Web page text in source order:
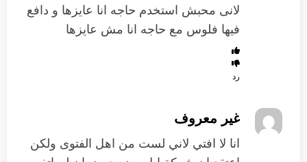
لانى محبش استخدم حاجه انا عايزها و دافع
فيها فلوس مع حاجه انا مش عايزها
رد
غير معروف
انا لا افتي لاني لست من اهل الفتوى ولكن